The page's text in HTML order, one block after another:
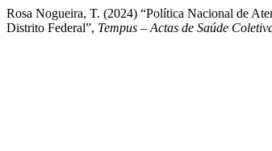
Rosa Nogueira, T. (2024) “Política Nacional de
Distrito Federal”, Tempus – Actas de Saúde